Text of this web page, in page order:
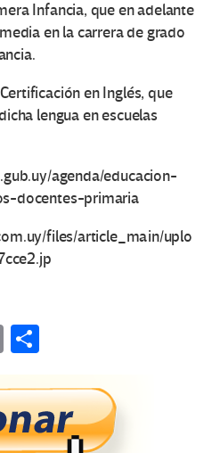
Infancia, que en adelante
en la carrera de grado
en Inglés, que
lengua en escuelas
agenda/educacion-
docentes-primaria
files/article_main/uplo
E
ail m
p